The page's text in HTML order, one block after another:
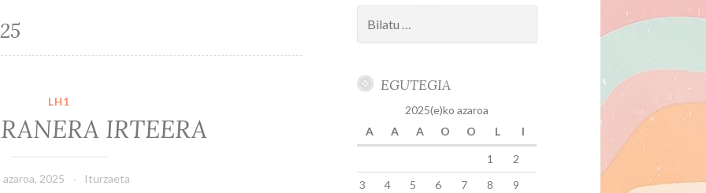
LH1
IRTEERA
azaroa, 2025 Iturzaeta
EGUTEGIA
2025(e)ko azaroa
A
A A O O L I
1
2
3
4 5 6 7 8
9